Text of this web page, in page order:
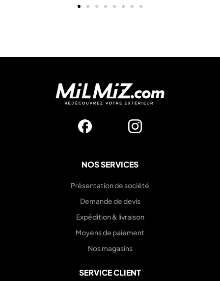
NOS SERVICES
Présentation de société
Demande de devis
Expédition & livraison
Moyens de paiement
Nos magasins
SERVICE CLIENT